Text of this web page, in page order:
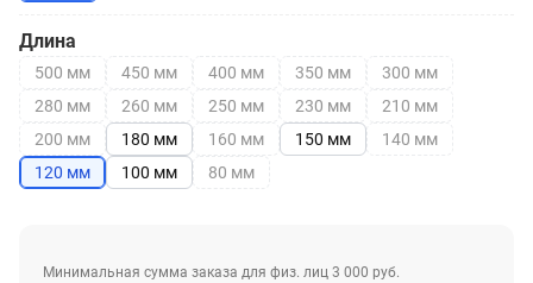
Длина
500 мм 450 мм 400 мм 350 мм
300 мм
280 мм
260 мм 250 мм 230 мм
210 мм
200 мм
180 мм 160 мм 150 мм
140 мм
120 мм
100 мм 80 мм
Минимальная сумма заказа для физ. лиц 3 000 руб.